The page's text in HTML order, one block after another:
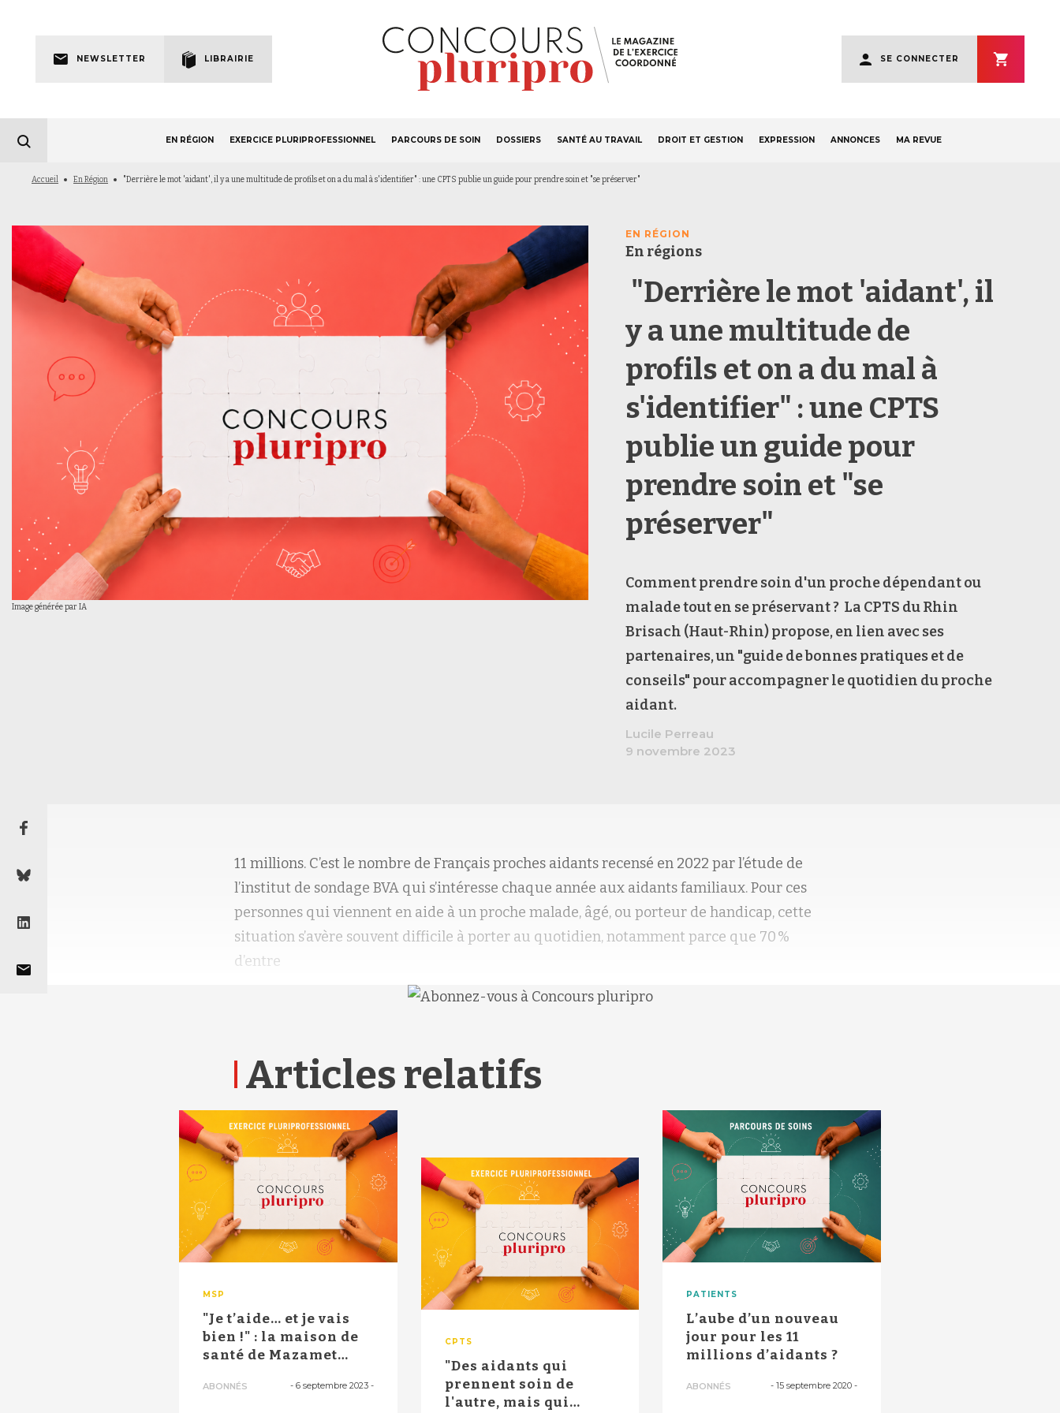
navigation
NEWSLETTER LIBRAIRIE
account
menu
SE CONNECTER
S'ABONNER
principale
EN RÉGION EXERCICE PLURIPROFESSIONNEL PARCOURS DE SOIN DOSSIERS SANTÉ AU TRAVAIL DROIT ET GESTION EXPRESSION ANNONCES MA REVUE
Fil
Accueil En Région "Derrière le mot 'aidant', il y a une multitude de profils et on a du mal à s'identifier" : une CPTS publie un guide pour prendre soin et "se préserver"
Image générée par IA
EN RÉGION
En régions
"Derrière le mot 'aidant', il
y a une multitude de
profils et on a du mal à
s'identifier" : une CPTS
publie un guide pour
prendre soin et "se
préserver"
Comment prendre soin d'un proche dépendant ou
malade tout en se préservant ? La CPTS du Rhin
Brisach (Haut-Rhin) propose, en lien avec ses
partenaires, un "guide de bonnes pratiques et de
conseils" pour accompagner le quotidien du proche
aidant.
Lucile Perreau
9 novembre 2023
11 millions. C’est le nombre de Français proches aidants recensé en 2022 par l’étude de
l’institut de sondage BVA qui s’intéresse chaque année aux aidants familiaux. Pour ces
personnes qui viennent en aide à un proche malade, âgé, ou porteur de handicap, cette
situation s’avère souvent difficile à porter au quotidien, notamment parce que 70 %
d’entre
Articles relatifs
MSP
"Je t’aide… et je vais
bien !" : la maison de
santé de Mazamet
ABONNÉS - 6 septembre 2023-
CPTS
"Des aidants qui
prennent soin de
l'autre, mais qui
PATIENTS
L’aube d’un nouveau
jour pour les 11
millions d’aidants ?
ABONNÉS - 15 septembre 2020 -